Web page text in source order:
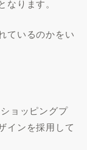
ります。
ているのかをい
ョッピングプ
インを採用して